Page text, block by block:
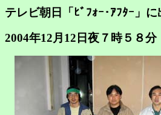
テレビ朝日「ﾋﾞﾌｫｰ･ｱﾌﾀｰ」
2004年12月12日夜７時５８分